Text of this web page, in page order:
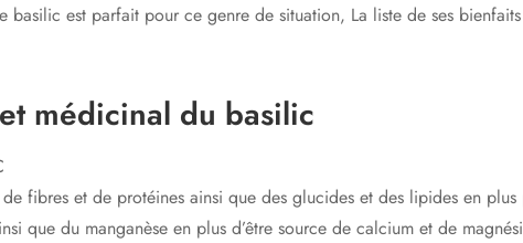
basilic est parfait pour ce genre de situation, La liste de ses
médicinal du basilic
fibres et de protéines ainsi que des glucides et des lipides en plus
que du manganèse en plus d’être source de calcium et de